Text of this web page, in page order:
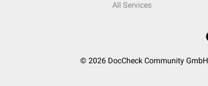
All Services
© 2026 DocCheck Community GmbH